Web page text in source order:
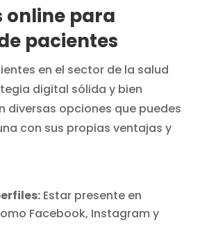
online para
pacientes
en el sector de la salud
digital sólida y bien
diversas opciones que puedes
con sus propias ventajas y
Estar presente en
Facebook, Instagram y